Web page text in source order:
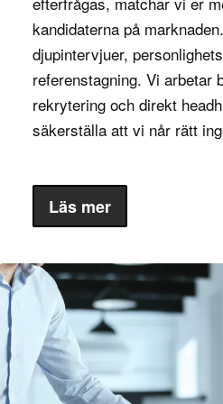
behöver hållas samman.
Finans och bank:
finansbranschen
projektportföljer,
systemuppgraderingar
Offentlig sektor
offentliga sektorn leder
program som rör
E-handel och
inom denna sektor
transformationsprogram
förbättringar som är
framgång.
kandidaterna på
djupintervjuer,
referenstagning. Vi arbetar
rekrytering och direkt
säkerställa att vi når rätt
Läs mer